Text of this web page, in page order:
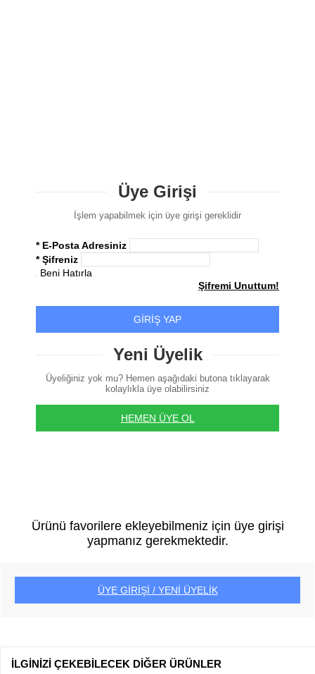
Üye Girişi
İşlem yapabilmek için üye girişi gereklidir
* E-Posta Adresiniz
* Şifreniz
Beni Hatırla
Şifremi Unuttum!
GİRİŞ YAP
Yeni Üyelik
Üyeliğiniz yok mu? Hemen aşağıdaki butona tıklayarak
kolaylıkla üye olabilirsiniz
HEMEN ÜYE OL
Ürünü favorilere ekleyebilmeniz için üye girişi
yapmanız gerekmektedir.
ÜYE GİRİŞİ / YENİ ÜYELİK
İLGİNİZİ ÇEKEBİLECEK DİĞER ÜRÜNLER